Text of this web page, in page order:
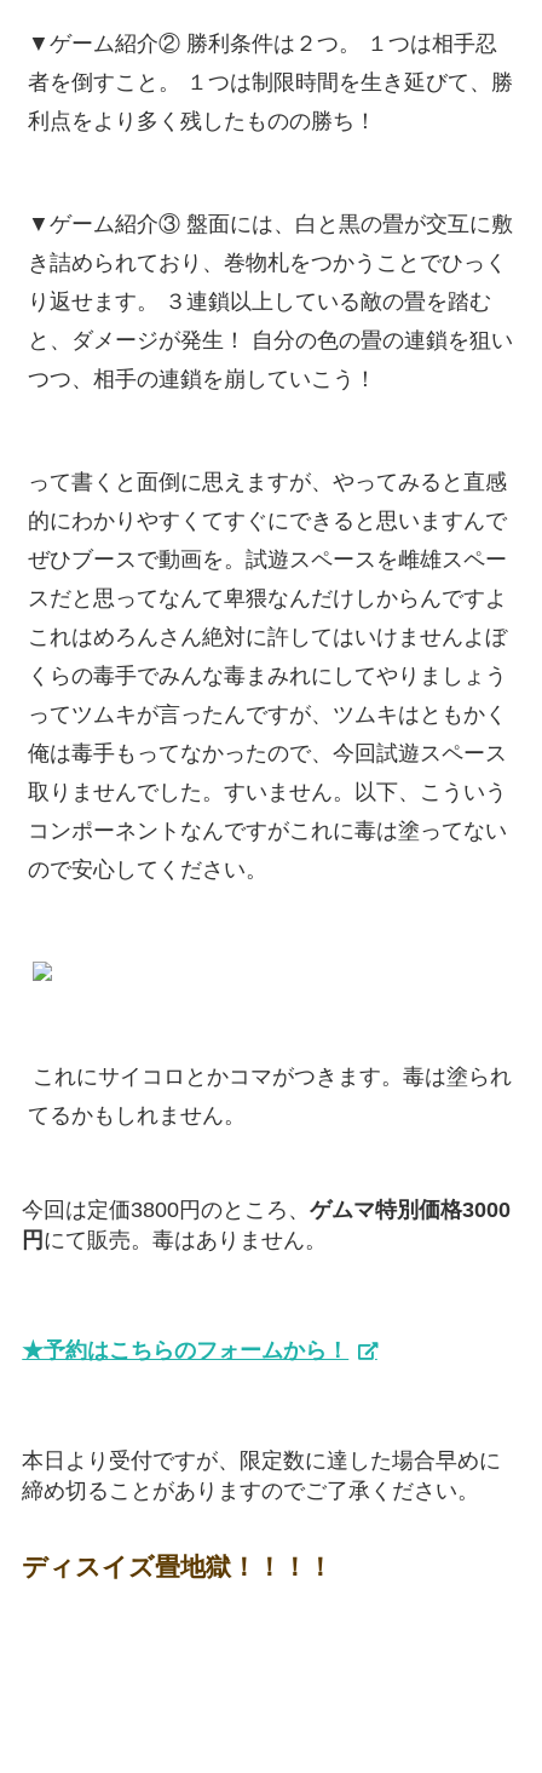
▼ゲーム紹介② 勝利条件は２つ。 １つは相手忍
者を倒すこと。 １つは制限時間を生き延びて、勝
利点をより多く残したものの勝ち！
▼ゲーム紹介③ 盤面には、白と黒の畳が交互に敷
き詰められており、巻物札をつかうことでひっく
り返せます。 ３連鎖以上している敵の畳を踏む
と、ダメージが発生！ 自分の色の畳の連鎖を狙い
つつ、相手の連鎖を崩していこう！
って書くと面倒に思えますが、やってみると直感
的にわかりやすくてすぐにできると思いますんで
ぜひブースで動画を。試遊スペースを雌雄スペー
スだと思ってなんて卑猥なんだけしからんですよ
これはめろんさん絶対に許してはいけませんよぼ
くらの毒手でみんな毒まみれにしてやりましょう
ってツムキが言ったんですが、ツムキはともかく
俺は毒手もってなかったので、今回試遊スペース
取りませんでした。すいません。以下、こういう
コンポーネントなんですがこれに毒は塗ってない
ので安心してください。
これにサイコロとかコマがつきます。毒は塗られ
てるかもしれません。
今回は定価3800円のところ、ゲムマ特別価格3000
円にて販売。毒はありません。
★予約はこちらのフォームから！
本日より受付ですが、限定数に達した場合早めに
締め切ることがありますのでご了承ください。
ディスイズ畳地獄！！！！